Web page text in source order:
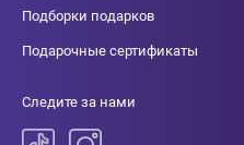
Подборки подарков
Подарочные сертификаты
Следите за нами